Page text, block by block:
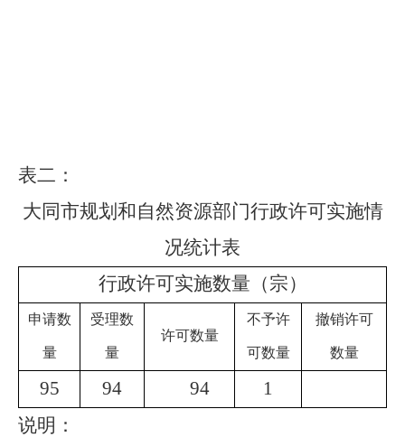
表二 ：
大同市规划和自然资源部门行政许可实施情
况统计表
行政许可实施数量（宗）
申请数
量
受理数
量
许可数量
不予许
可数量
撤销许可
数量
95 94 94
1
说明：